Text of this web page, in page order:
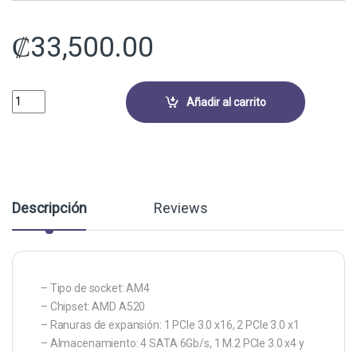
₡33,500.00
TARJETA MADRE ASUS PRIME A520M-K AM4 DDR4 90MB1500-
Añadir al carrito
Descripción Reviews
– Tipo de socket: AM4
– Chipset: AMD A520
– Ranuras de expansión: 1 PCIe 3.0 x16, 2 PCIe 3.0 x1
– Almacenamiento: 4 SATA 6Gb/s, 1 M.2 PCIe 3.0 x4 y